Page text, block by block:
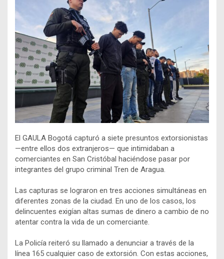
El GAULA Bogotá capturó a siete presuntos extorsionistas
—entre ellos dos extranjeros— que intimidaban a
comerciantes en San Cristóbal haciéndose pasar por
integrantes del grupo criminal Tren de Aragua.
Las capturas se lograron en tres acciones simultáneas en
diferentes zonas de la ciudad. En uno de los casos, los
delincuentes exigían altas sumas de dinero a cambio de no
atentar contra la vida de un comerciante.
La Policía reiteró su llamado a denunciar a través de la
línea 165 cualquier caso de extorsión. Con estas acciones,